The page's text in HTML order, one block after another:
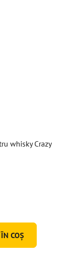
whisky Crazy
COŞ